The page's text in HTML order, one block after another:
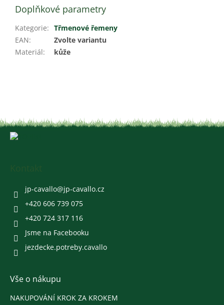
Doplňkové parametry
Kategorie: Třmenové řemeny
EAN:
Zvolte variantu
Materiál: kůže
jp-cavallo@jp-cavallo.cz
+420 606 739 075
+420 724 317 116
Jsme na Facebooku
jezdecke.potreby.cavallo
Vše o nákupu
NAKUPOVÁNÍ KROK ZA KROKEM